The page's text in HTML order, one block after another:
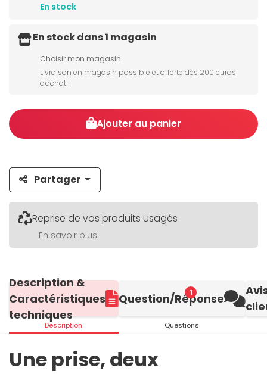
En stock
En stock dans 1 magasin
Choisir mon magasin
Livraison en magasin possible et offerte dès 200 euros
d'achat !
Ajouter au panier
Partager
Reprise de vos produits usagés
En savoir plus
Description &
Caractéristiques
techniques
Description
1
Question/Réponse
Questions
Une prise, deux